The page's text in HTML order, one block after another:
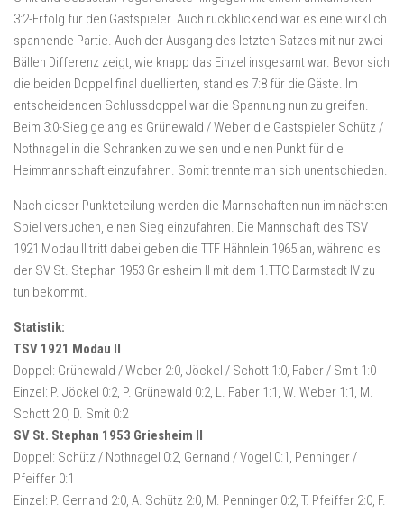
3:2-Erfolg für den Gastspieler. Auch rückblickend war es eine wirklich
spannende Partie. Auch der Ausgang des letzten Satzes mit nur zwei
Bällen Differenz zeigt, wie knapp das Einzel insgesamt war. Bevor sich
die beiden Doppel final duellierten, stand es 7:8 für die Gäste. Im
entscheidenden Schlussdoppel war die Spannung nun zu greifen.
Beim 3:0-Sieg gelang es Grünewald / Weber die Gastspieler Schütz /
Nothnagel in die Schranken zu weisen und einen Punkt für die
Heimmannschaft einzufahren. Somit trennte man sich unentschieden.
Nach dieser Punkteteilung werden die Mannschaften nun im nächsten
Spiel versuchen, einen Sieg einzufahren. Die Mannschaft des TSV
1921 Modau II tritt dabei geben die TTF Hähnlein 1965 an, während es
der SV St. Stephan 1953 Griesheim II mit dem 1.TTC Darmstadt IV zu
tun bekommt.
Statistik:
TSV 1921 Modau II
Doppel: Grünewald / Weber 2:0, Jöckel / Schott 1:0, Faber / Smit 1:0
Einzel: P. Jöckel 0:2, P. Grünewald 0:2, L. Faber 1:1, W. Weber 1:1, M.
Schott 2:0, D. Smit 0:2
SV St. Stephan 1953 Griesheim II
Doppel: Schütz / Nothnagel 0:2, Gernand / Vogel 0:1, Penninger /
Pfeiffer 0:1
Einzel: P. Gernand 2:0, A. Schütz 2:0, M. Penninger 0:2, T. Pfeiffer 2:0, F.